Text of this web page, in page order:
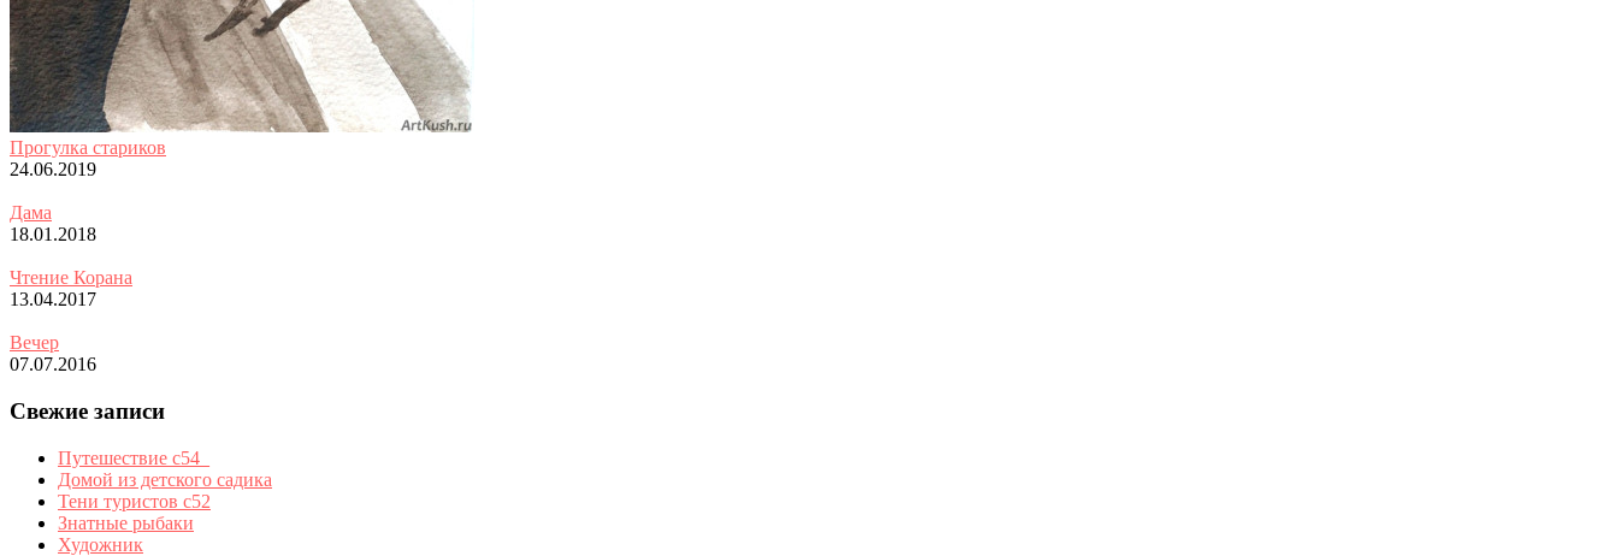
Прогулка стариков
24.06.2019
Дама
18.01.2018
Чтение Корана
13.04.2017
Вечер
07.07.2016
Свежие записи
Путешествие с54_
Домой из детского садика
Тени туристов с52
Знатные рыбаки
Художник